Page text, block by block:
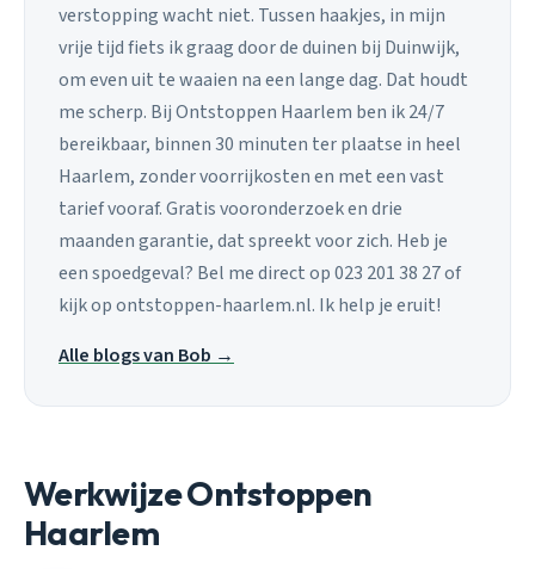
verstopping wacht niet. Tussen haakjes, in mijn
vrije tijd fiets ik graag door de duinen bij Duinwijk,
om even uit te waaien na een lange dag. Dat houdt
me scherp. Bij Ontstoppen Haarlem ben ik 24/7
bereikbaar, binnen 30 minuten ter plaatse in heel
Haarlem, zonder voorrijkosten en met een vast
tarief vooraf. Gratis vooronderzoek en drie
maanden garantie, dat spreekt voor zich. Heb je
een spoedgeval? Bel me direct op 023 201 38 27 of
kijk op ontstoppen-haarlem.nl. Ik help je eruit!
Alle blogs van Bob →
Werkwijze Ontstoppen
Haarlem